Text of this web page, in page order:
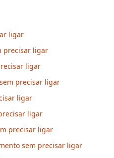
ligar
precisar ligar
ligar
precisar ligar
ligar
ligar
precisar ligar
sem precisar ligar